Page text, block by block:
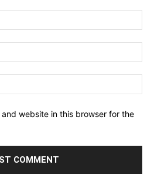
and website in this browser for the